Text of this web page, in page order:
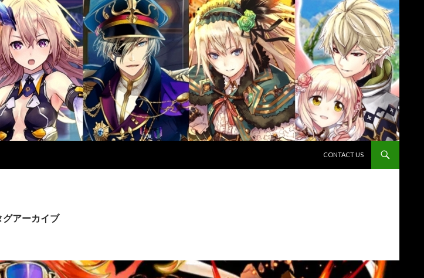
CONTACT US
グアーカイブ